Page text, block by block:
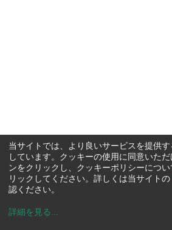
当サイトでは、より良いサービスを提供
しています。クッキーの使用に同意いた
ンをクリックし、クッキーポリシーにつ
リックしてください。詳しくは当サイトの
認ください。
詳細を見る ...